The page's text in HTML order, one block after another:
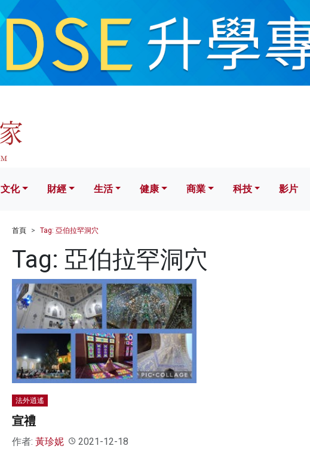
財經 生活 健康 科技 影片
文化 財經 生活 健康 商業 科技 影片
首頁 Tag: 亞伯拉罕洞穴
Tag: 亞伯拉罕洞穴
法外逍遙
宣禮
作者: 黃珍妮 2021-12-18